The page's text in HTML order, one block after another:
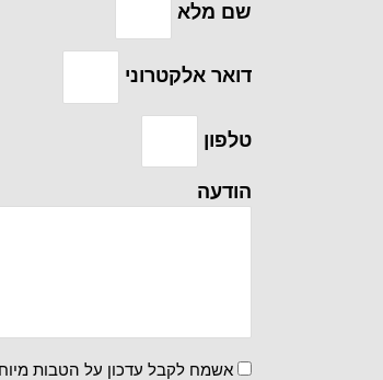
שם מלא
דואר אלקטרוני
טלפון
הודעה
אשמח לקבל עדכון על הטבות